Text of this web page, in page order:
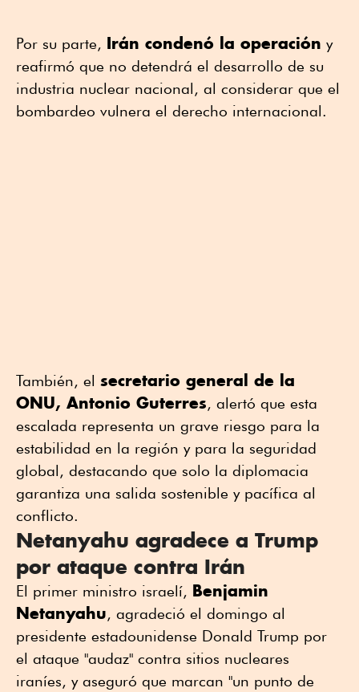
Por su parte, Irán condenó la operación y
reafirmó que no detendrá el desarrollo de su
industria nuclear nacional, al considerar que el
bombardeo vulnera el derecho internacional.
También, el secretario general de la
ONU, Antonio Guterres, alertó que esta
escalada representa un grave riesgo para la
estabilidad en la región y para la seguridad
global, destacando que solo la diplomacia
garantiza una salida sostenible y pacífica al
conflicto.
Netanyahu agradece a Trump
por ataque contra Irán
El primer ministro israelí, Benjamin
Netanyahu, agradeció el domingo al
presidente estadounidense Donald Trump por
el ataque "audaz" contra sitios nucleares
iraníes, y aseguró que marcan "un punto de